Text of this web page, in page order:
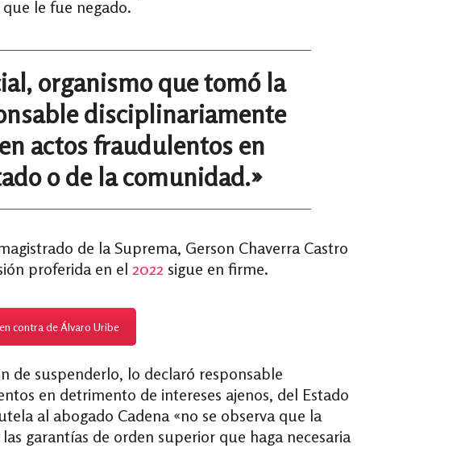
le fue negado.
organismo que tomó la
disciplinariamente
actos fraudulentos en
o de la comunidad.»
de la Suprema, Gerson Chaverra Castro
proferida en el 2022 sigue en firme.
contra de Álvaro Uribe
de suspenderlo, lo declaró responsable
en detrimento de intereses ajenos, del Estado
al abogado Cadena «no se observa que la
garantías de orden superior que haga necesaria